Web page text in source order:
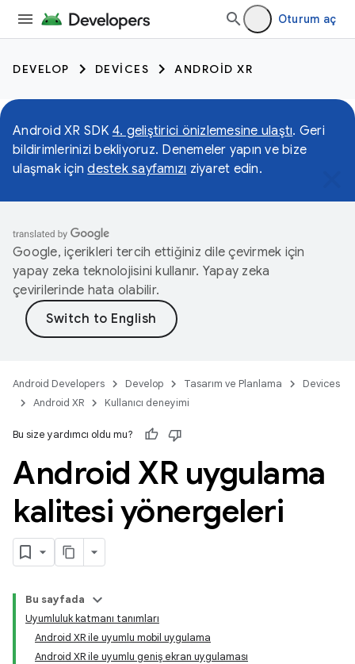
Oturum aç
DEVELOP DEVICES ANDROID XR
Android XR SDK 4. geliştirici önizlemesine ulaştı. Geri
bildirimlerinizi bekliyoruz. Denemeler yapın ve bize
ulaşmak içindestek sayfamızı ziyaret edin.
Google, içerikleri tercih ettiğiniz dile çevirmek için
yapay zeka teknolojisini kullanır. Yapay zeka
çevirilerinde hata olabilir.
Android Developers Develop Tasarım ve Planlama
Devices
Android XR
Kullanıcı deneyimi
Bu size yardımcı oldu mu?
Android XR uygulama
kalitesi yönergeleri
Bu sayfada
Uyumluluk katmanı tanımları
Android XR ile uyumlu mobil uygulama
Android XR ile uyumlu geniş ekran uygulaması